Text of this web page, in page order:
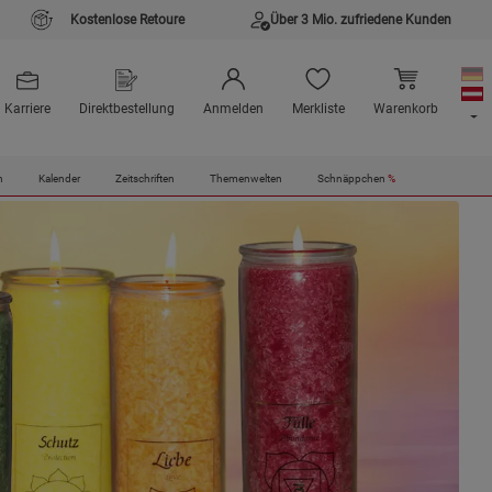
Kostenlose Retoure Über 3 Mio. zufriedene Kunden
Karriere Direktbestellung Anmelden Merkliste Warenkorb
Kalender Zeitschriften Themenwelten Schnäppchen %